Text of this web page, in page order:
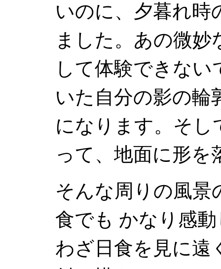
いのに、夕暮れ時
ました。あの微
して体験できな
いた自分の影の輪
になります。そし
って、地面に形を
そんな周りの風景
食でも かなり感
わざ日食を見に遠